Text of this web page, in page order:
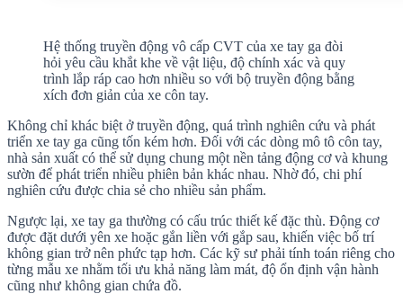
Hệ thống truyền động vô cấp CVT của xe tay ga đòi
hỏi yêu cầu khắt khe về vật liệu, độ chính xác và quy
trình lắp ráp cao hơn nhiều so với bộ truyền động bằng
xích đơn giản của xe côn tay.
Không chỉ khác biệt ở truyền động, quá trình nghiên cứu và phát
triển xe tay ga cũng tốn kém hơn. Đối với các dòng mô tô côn tay,
nhà sản xuất có thể sử dụng chung một nền tảng động cơ và khung
sườn để phát triển nhiều phiên bản khác nhau. Nhờ đó, chi phí
nghiên cứu được chia sẻ cho nhiều sản phẩm.
Ngược lại, xe tay ga thường có cấu trúc thiết kế đặc thù. Động cơ
được đặt dưới yên xe hoặc gắn liền với gắp sau, khiến việc bố trí
không gian trở nên phức tạp hơn. Các kỹ sư phải tính toán riêng cho
từng mẫu xe nhằm tối ưu khả năng làm mát, độ ổn định vận hành
cũng như không gian chứa đồ.